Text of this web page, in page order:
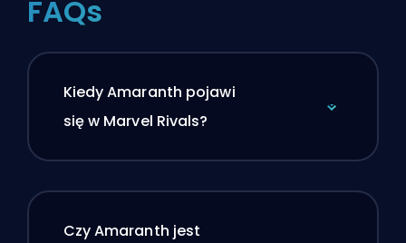
FAQs
Kiedy Amaranth pojawi
się w Marvel Rivals?
Czy Amaranth jest